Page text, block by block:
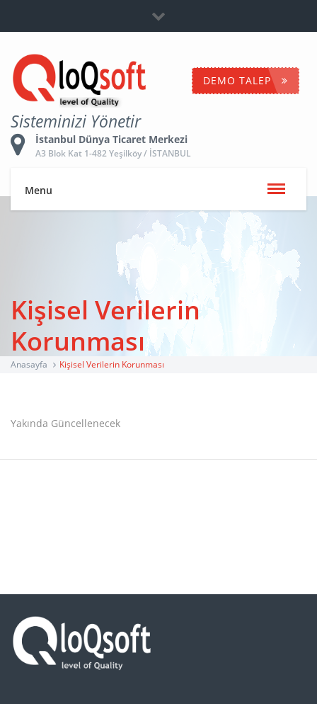
Bayilik
İletişime Geç
Sisteminizi Yönetir
İstanbul Dünya Ticaret Merkezi
A3 Blok Kat 1-482 Yeşilköy / İSTANBUL
DEMO TALEP
Menu
Kişisel Verilerin
Korunması
Anasayfa Kişisel Verilerin Korunması
Yakında Güncellenecek